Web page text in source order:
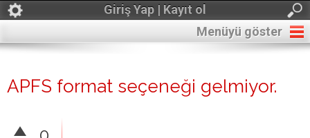
Giriş Yap | Kayıt ol
Menüyü göster
APFS format seçeneği gelmiyor.